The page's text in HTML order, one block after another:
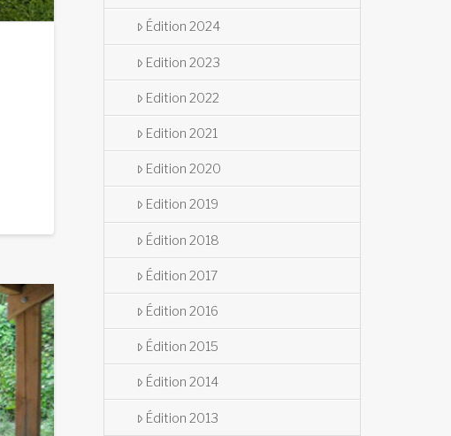
Édition 2024
Edition 2023
Edition 2022
Edition 2021
Edition 2020
Edition 2019
Édition 2018
Édition 2017
Édition 2016
Édition 2015
Édition 2014
Édition 2013